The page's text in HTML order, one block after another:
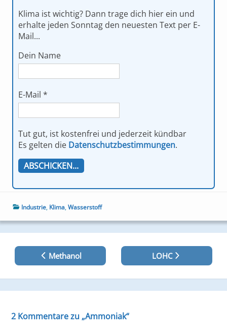
Klima ist wichtig? Dann trage dich hier ein und
erhalte jeden Sonntag den neuesten Text per E-
Mail...
Dein Name
E-Mail *
Tut gut, ist kostenfrei und jederzeit kündbar
Es gelten die Datenschutzbestimmungen.
Industrie, Klima,Wasserstoff
Beitragsnavigation
Methanol LOHC
2 Kommentare zu „Ammoniak“